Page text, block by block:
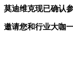
莫迪维克现已确认
邀请您和行业大咖